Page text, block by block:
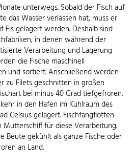
unterwegs. Sobald der Fisch auf
das Wasser verlassen hat, muss er
gelagert werden. Deshalb sind
in denen während der
Verarbeitung und Lagerung
die Fische maschinell
und sortiert. Anschließend werden
zu Filets geschnitten in großen
bei minus 40 Grad tiefgefroren.
in den Hafen im Kühlraum des
Celsius gelagert. Fischfangflotten
Mutterschiff für diese Verarbeitung.
Beute gekühlt als ganze Fische oder
an Land.